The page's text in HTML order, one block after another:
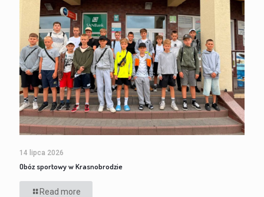
14 lipca 2026
Obóz sportowy w Krasnobrodzie
Read more